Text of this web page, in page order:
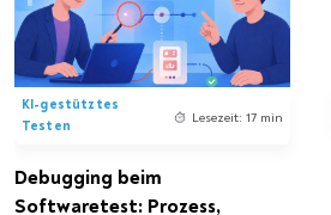
KI-gestütztes
Testen
Lesezeit: 17 min
Debugging beim
Softwaretest: Prozess,